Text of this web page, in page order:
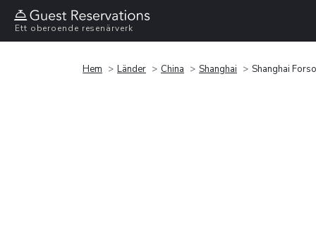
Ett oberoende resenärverk
Hem Länder China Shanghai Shanghai